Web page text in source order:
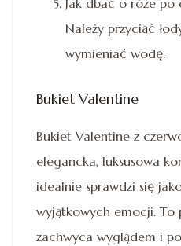
Jak dbać o róże po
Należy przyciąć
wymieniać wodę.
Bukiet Valentine
Bukiet Valentine z
elegancka, luksusowa
idealnie sprawdzi się
wyjątkowych emocji. To
zachwyca wyglądem i